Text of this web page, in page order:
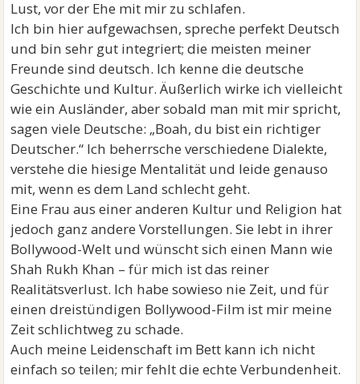
Lust, vor der Ehe mit mir zu schlafen.
Ich bin hier aufgewachsen, spreche perfekt Deutsch
und bin sehr gut integriert; die meisten meiner
Freunde sind deutsch. Ich kenne die deutsche
Geschichte und Kultur. Äußerlich wirke ich vielleicht
wie ein Ausländer, aber sobald man mit mir spricht,
sagen viele Deutsche: „Boah, du bist ein richtiger
Deutscher.“ Ich beherrsche verschiedene Dialekte,
verstehe die hiesige Mentalität und leide genauso
mit, wenn es dem Land schlecht geht.
Eine Frau aus einer anderen Kultur und Religion hat
jedoch ganz andere Vorstellungen. Sie lebt in ihrer
Bollywood-Welt und wünscht sich einen Mann wie
Shah Rukh Khan – für mich ist das reiner
Realitätsverlust. Ich habe sowieso nie Zeit, und für
einen dreistündigen Bollywood-Film ist mir meine
Zeit schlichtweg zu schade.
Auch meine Leidenschaft im Bett kann ich nicht
einfach so teilen; mir fehlt die echte Verbundenheit.